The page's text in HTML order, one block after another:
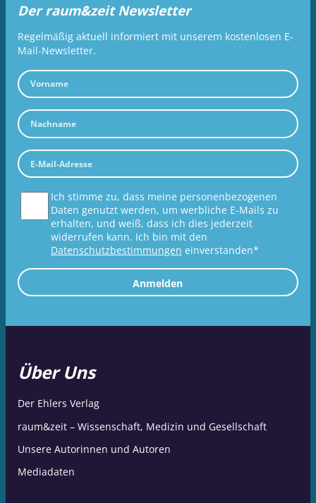
Der raum&zeit Newsletter
Regelmäßig aktuell informiert mit unserem kostenlosen E-
Mail-Newsletter.
Ich stimme zu, dass meine personenbezogenen
Daten genutzt werden, um werbliche E-Mails zu
erhalten, und weiß, dass ich dies jederzeit
widerrufen kann. Ich bin mit den
Datenschutzbestimmungen einverstanden*
Anmelden
Über Uns
Der Ehlers Verlag
raum&zeit – Wissenschaft, Medizin und Gesellschaft
Unsere Autorinnen und Autoren
Mediadaten